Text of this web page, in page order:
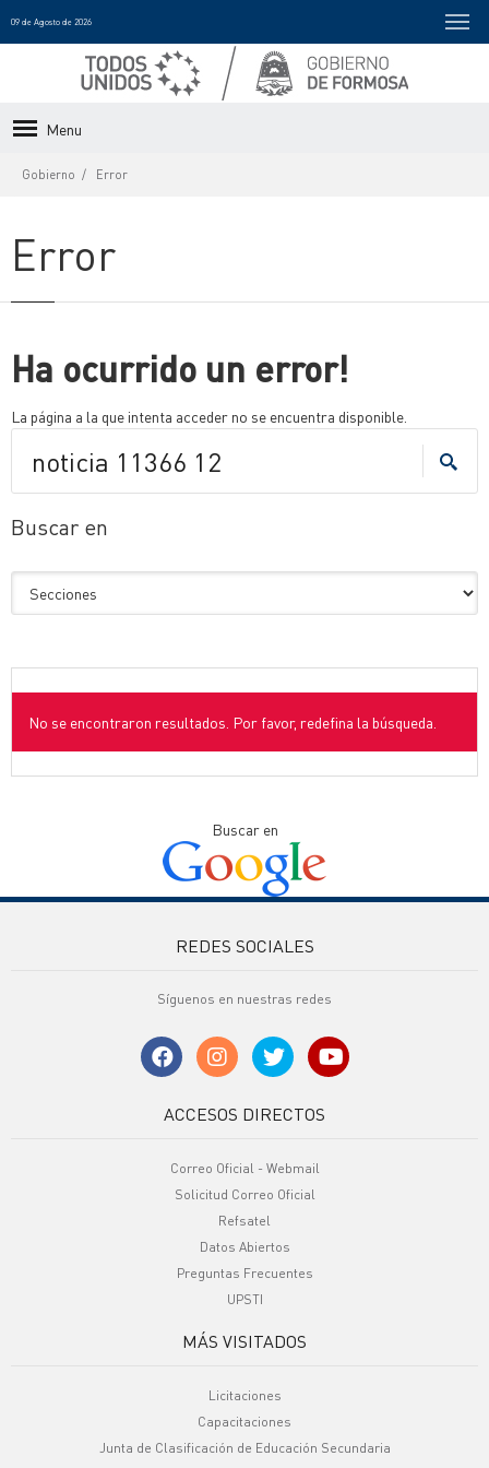
09 de Agosto de 2026
Menu
Gobierno Error
Error
Ha ocurrido un error!
La página a la que intenta acceder no se encuentra disponible.
Buscar en
No se encontraron resultados. Por favor, redefina la búsqueda.
Buscar en
REDES SOCIALES
Síguenos en nuestras redes
ACCESOS DIRECTOS
Correo Oficial - Webmail
Solicitud Correo Oficial
Refsatel
Datos Abiertos
Preguntas Frecuentes
UPSTI
MÁS VISITADOS
Licitaciones
Capacitaciones
Junta de Clasificación de Educación Secundaria